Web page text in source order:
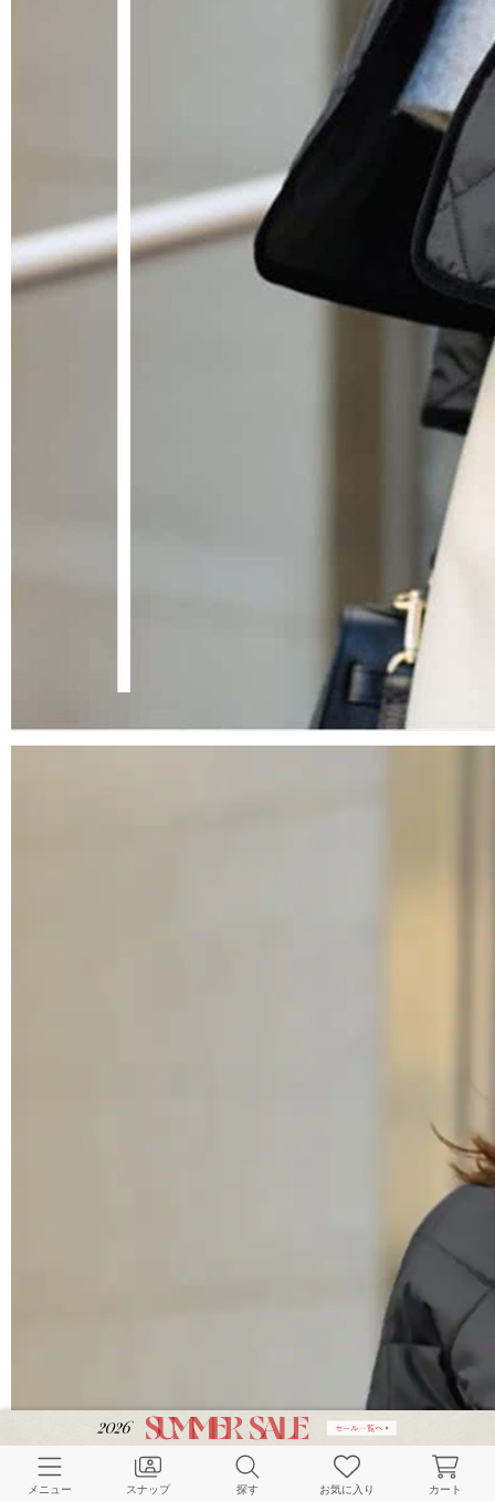
メニュー スナップ 探す お気に入り カート